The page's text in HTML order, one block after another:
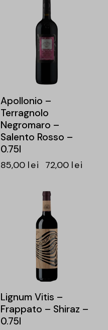
Apollonio –
Terragnolo
Negromaro –
Salento Rosso –
0.75l
85,00 lei 72,00 lei
Lignum Vitis –
Frappato – Shiraz –
0.75l